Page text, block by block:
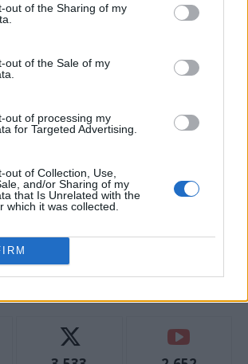
out of the Sharing of my
out of the Sale of my
out of processing my
for Targeted Advertising.
out of Collection, Use,
and/or Sharing of my
that Is Unrelated with the
which it was collected.
Twitter
160 anni
ARTICOLO SUCCESSIVO
Maratona di Palermo, al CRAL
Gianfranco De Paoli